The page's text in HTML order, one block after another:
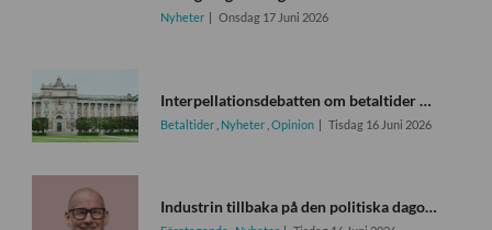
Nyheter Onsdag 17 Juni 2026
Interpellationsdebatten om betaltider uppskjuten igen
Betaltider Nyheter Opinion Tisdag 16 Juni 2026
Industrin tillbaka på den politiska dagordningen